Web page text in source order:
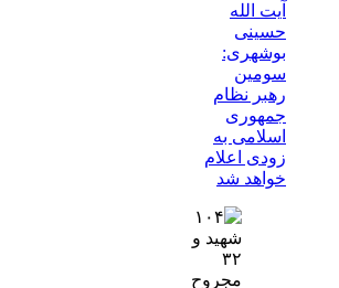
آیت الله
حسینی
بوشهری:
سومین
رهبر نظام
جمهوری
اسلامی به
زودی اعلام
خواهد شد